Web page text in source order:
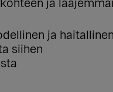
ja
ja
siihen